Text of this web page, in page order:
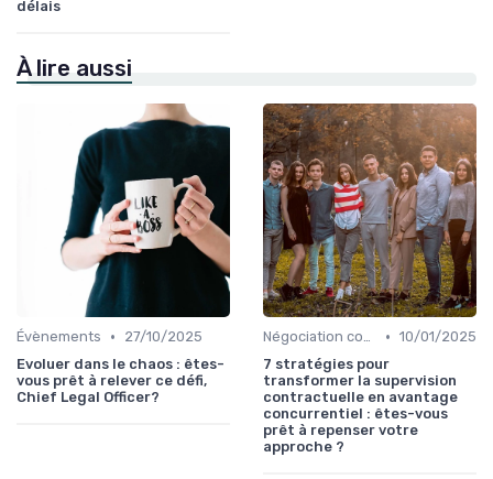
délais
À lire aussi
Évènements •
27/10/2025
Evoluer dans le chaos : êtes-
vous prêt à relever ce défi,
Chief Legal Officer?
Négociation contrats • 10/01/2025
7 stratégies pour
transformer la supervision
contractuelle en avantage
concurrentiel : êtes-vous
prêt à repenser votre
approche ?